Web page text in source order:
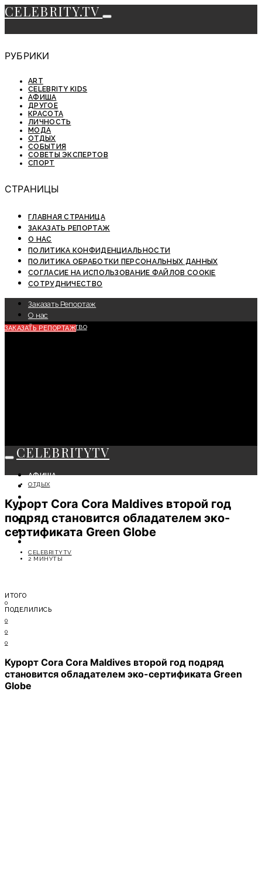
CELEBRITY.TV
РУБРИКИ
ART
CELEBRITY KIDS
АФИША
ДРУГОЕ
КРАСОТА
ЛИЧНОСТЬ
МОДА
ОТДЫХ
СОБЫТИЯ
СОВЕТЫ ЭКСПЕРТОВ
СПОРТ
СТРАНИЦЫ
ГЛАВНАЯ СТРАНИЦА
ЗАКАЗАТЬ РЕПОРТАЖ
О НАС
ПОЛИТИКА КОНФИДЕНЦИАЛЬНОСТИ
ПОЛИТИКА ОБРАБОТКИ ПЕРСОНАЛЬНЫХ ДАННЫХ
СОГЛАСИЕ НА ИСПОЛЬЗОВАНИЕ ФАЙЛОВ COOKIE
СОТРУДНИЧЕСТВО
Заказать Репортаж
О нас
Сотрудничество
ЗАКАЗАТЬ РЕПОРТАЖ
CELEBRITYTV
АФИША
СОБЫТИЯ
КРАСОТА
МОДА
ЛИЧНОСТЬ
ОТДЫХ
ОТДЫХ
Курорт Cora Cora Maldives второй год
подряд становится обладателем эко-
сертификата Green Globe
CELEBRITYTV
2 МИНУТЫ
ИТОГО
0
ПОДЕЛИЛИСЬ
0
0
0
Курорт Cora Cora Maldives второй год подряд
становится обладателем эко-сертификата Green
Globe